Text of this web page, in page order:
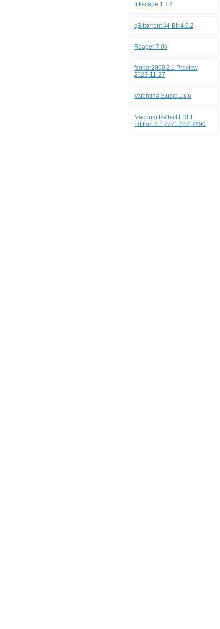
Inkscape 1.3.2
qBittorrent 64-Bit 4.6.2
Reaper 7.06
foobar2000 2.1 Preview
2023-11-27
Valentina Studio 13.6
Macrium Reflect FREE
Edition 8.1.7771 / 8.0.7690